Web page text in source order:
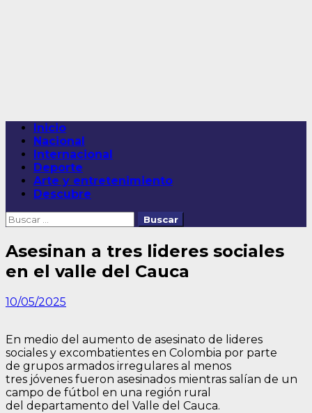
Menú
principal
Inicio
Nacional
Internacional
Deporte
Arte y entretenimiento
Descubre
Buscar:
Asesinan a tres lideres sociales
en el valle del Cauca
10/05/2025
En medio del aumento de asesinato de lideres
sociales y excombatientes en Colombia por parte
de grupos armados irregulares al menos
tres jóvenes fueron asesinados mientras salían de un
campo de fútbol en una región rural
del departamento del Valle del Cauca.